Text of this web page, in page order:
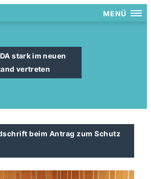
MENÜ
stark im neuen
vertreten
beim Antrag zum Schutz